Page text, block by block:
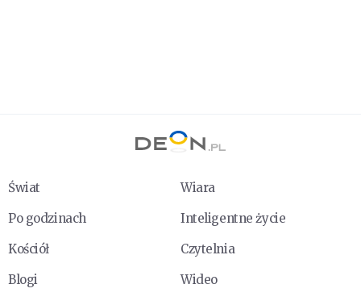
Świat
Wiara
Po godzinach
Inteligentne życie
Kościół
Czytelnia
Blogi
Wideo